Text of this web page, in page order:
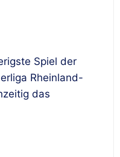
Spiel der
Rheinland-
das